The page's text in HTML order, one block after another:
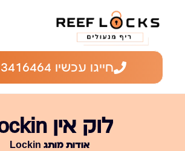
חייגו עכשיו 054-3416464
לוק אין Lockin
אודות מותג Lockin